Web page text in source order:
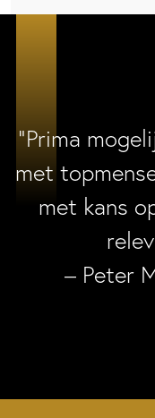
“Prima
met
met kans
– Peter